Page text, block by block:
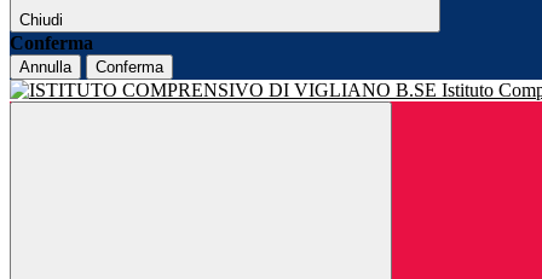
Chiudi
Conferma
Annulla Conferma
Istituto